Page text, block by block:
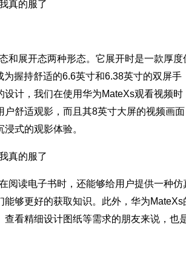
和展开态两种形态。它展开时是一款厚度
握持舒适的6.6英寸和6.38英寸的双屏手
计，我们在使用华为MateXs观看视频时
舒适观影，而且其8英寸大屏的视频画面
式的观影体验。
阅读电子书时，还能够给用户提供一种仿
够更好的获取知识。此外，华为MateXs
看精细设计图纸等需求的朋友来说，也